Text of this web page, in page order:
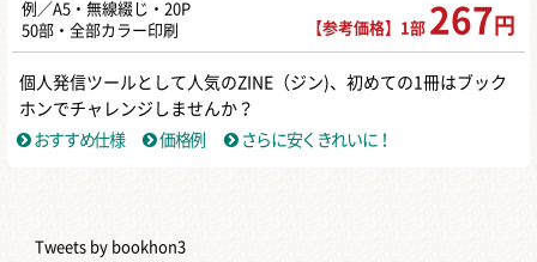
例／A5・無線綴じ・20P
50部・全部カラー印刷
【参考価格】1部 267 円
個人発信ツールとして人気のZINE（ジン)、初めての1冊はブック
ホンでチャレンジしませんか？
おすすめ仕様
価格例 さらに安くきれいに！
Tweets by bookhon3